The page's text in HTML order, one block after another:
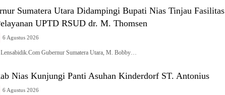
Sumatera Utara Didampingi Bupati Nias Tinjau Fasilitas
UPTD RSUD dr. M. Thomsen
6 Agustus 2026
Gubernur Sumatera Utara, M. Bobby…
Nias Kunjungi Panti Asuhan Kinderdorf ST. Antonius
6 Agustus 2026